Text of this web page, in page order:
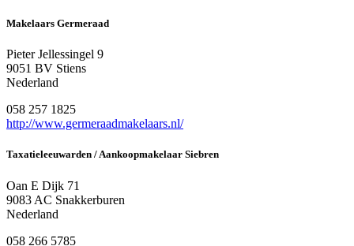
Makelaars Germeraad
Pieter Jellessingel 9
9051 BV Stiens
Nederland
058 257 1825
http://www.germeraadmakelaars.nl/
Taxatieleeuwarden / Aankoopmakelaar Siebren
Oan E Dijk 71
9083 AC Snakkerburen
Nederland
058 266 5785